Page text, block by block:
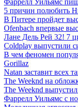
Фаррелл Уильямс
5 причин полюбить
В Питере пройдет
Ofenbach впервые
Лане Дель Рей 32! 7
Coldplay выпустили
В чем феномен
Gorillaz
Natan заставит всех
The Weeknd на
The Weeknd
Фаррелл Уильямс с